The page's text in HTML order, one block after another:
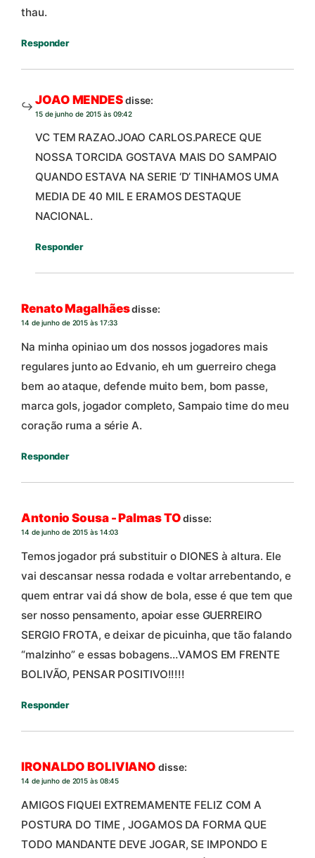
thau.
Responder
JOAO MENDESdisse:
15 de junho de 2015 às 09:42
VC TEM RAZAO.JOAO CARLOS.PARECE QUE
NOSSA TORCIDA GOSTAVA MAIS DO SAMPAIO
QUANDO ESTAVA NA SERIE ‘D’ TINHAMOS UMA
MEDIA DE 40 MIL E ERAMOS DESTAQUE
NACIONAL.
Responder
Renato Magalhãesdisse:
14 de junho de 2015 às 17:33
Na minha opiniao um dos nossos jogadores mais
regulares junto ao Edvanio, eh um guerreiro chega
bem ao ataque, defende muito bem, bom passe,
marca gols, jogador completo, Sampaio time do meu
coração ruma a série A.
Responder
Antonio Sousa - Palmas TO disse:
14 de junho de 2015 às 14:03
Temos jogador prá substituir o DIONES à altura. Ele
vai descansar nessa rodada e voltar arrebentando, e
quem entrar vai dá show de bola, esse é que tem que
ser nosso pensamento, apoiar esse GUERREIRO
SERGIO FROTA, e deixar de picuinha, que tão falando
“malzinho” e essas bobagens…VAMOS EM FRENTE
BOLIVÃO, PENSAR POSITIVO!!!!!
Responder
IRONALDO BOLIVIANO disse:
14 de junho de 2015 às 08:45
AMIGOS FIQUEI EXTREMAMENTE FELIZ COM A
POSTURA DO TIME , JOGAMOS DA FORMA QUE
TODO MANDANTE DEVE JOGAR, SE IMPONDO E